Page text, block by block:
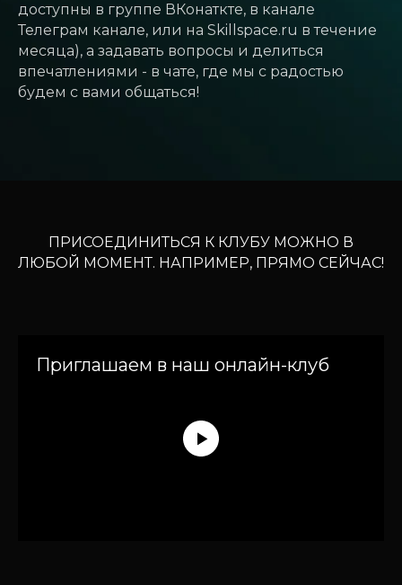
доступны в группе ВКонаткте, в канале
Телеграм канале, или на Skillspace.ru в течение
месяца), а задавать вопросы и делиться
впечатлениями - в чате, где мы с радостью
будем с вами общаться!
ПРИСОЕДИНИТЬСЯ К КЛУБУ МОЖНО В
ЛЮБОЙ МОМЕНТ. НАПРИМЕР, ПРЯМО СЕЙЧАС!
Приглашаем в наш онлайн-клуб